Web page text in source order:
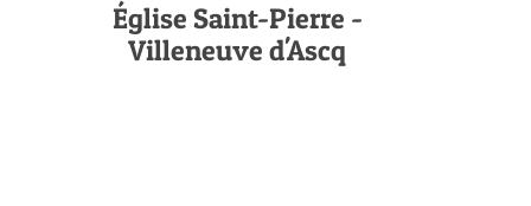
Église Saint-Pierre -
Villeneuve d'Ascq